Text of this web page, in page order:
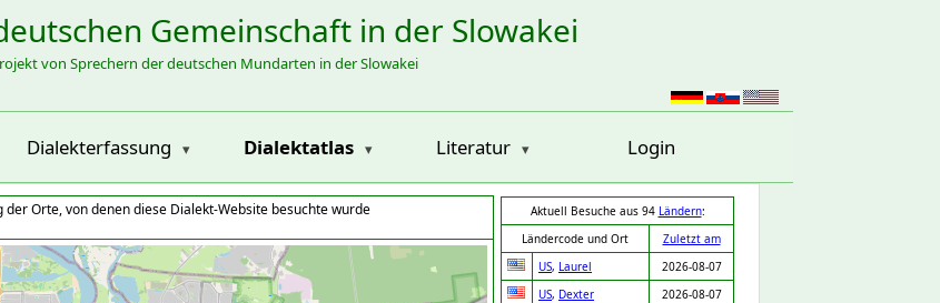
Gemeinschaft in der Slowakei
von Sprechern der deutschen Mundarten in der Slowakei
Dialekterfassung Dialektatlas Literatur Login
Orte, von denen diese Dialekt-Website besuchte wurde Aktuell Besuche aus 94 Ländern:
Ländercode und Ort
Zuletzt am
US, Laurel
2026-08-07
US, Dexter
2026-08-07